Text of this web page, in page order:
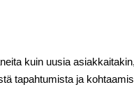
kuin uusia
tapahtumista ja